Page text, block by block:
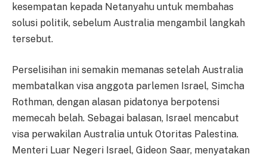
kesempatan kepada Netanyahu untuk membahas
solusi politik, sebelum Australia mengambil langkah
tersebut.
Perselisihan ini semakin memanas setelah Australia
membatalkan visa anggota parlemen Israel, Simcha
Rothman, dengan alasan pidatonya berpotensi
memecah belah. Sebagai balasan, Israel mencabut
visa perwakilan Australia untuk Otoritas Palestina.
Menteri Luar Negeri Israel, Gideon Saar, menyatakan